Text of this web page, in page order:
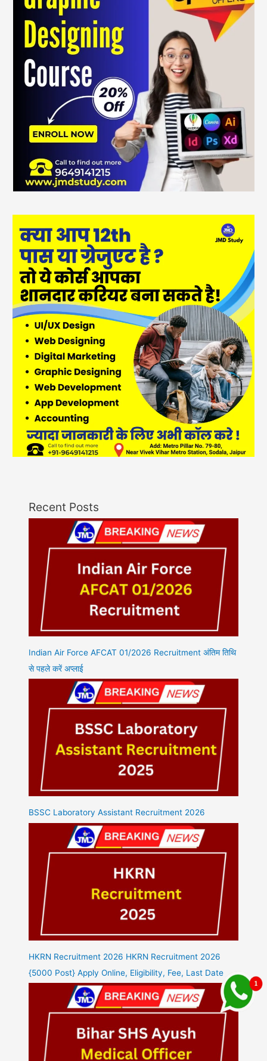
Recent Posts
Indian Air Force AFCAT 01/2026 Recruitment अंतिम तिथि
से पहले करें अप्लाई
BSSC Laboratory Assistant Recruitment 2026
HKRN Recruitment 2026 HKRN Recruitment 2026
{5000 Post} Apply Online, Eligibility, Fee, Last Date